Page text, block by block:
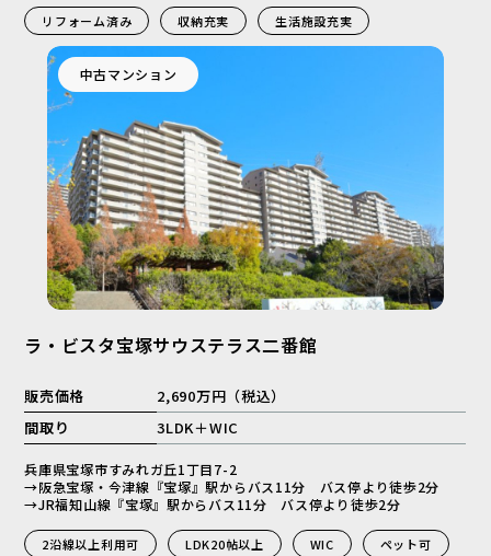
リフォーム済み 収納充実 生活施設充実
中古マンション
ラ・ビスタ宝塚サウステラス二番館
販売価格
2,690万円（税込）
間取り
3LDK＋WIC
兵庫県宝塚市すみれガ丘1丁目7-2
→阪急宝塚・今津線『宝塚』駅からバス11分 バス停より徒歩2分
→JR福知山線『宝塚』駅からバス11分 バス停より徒歩2分
2沿線以上利用可 LDK20帖以上 WIC ペット可